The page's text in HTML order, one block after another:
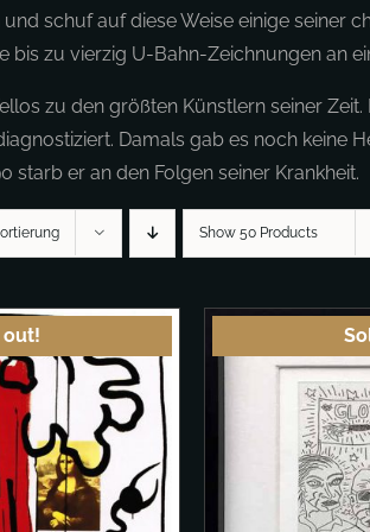
schuf auf diese Weise einige seiner
bis zu vierzig U-Bahn-Zeichnungen an
zu den größten Künstlern seiner
Damals gab es noch keine
starb er an den Folgen seiner Krankheit.
Show 50 Products
out!